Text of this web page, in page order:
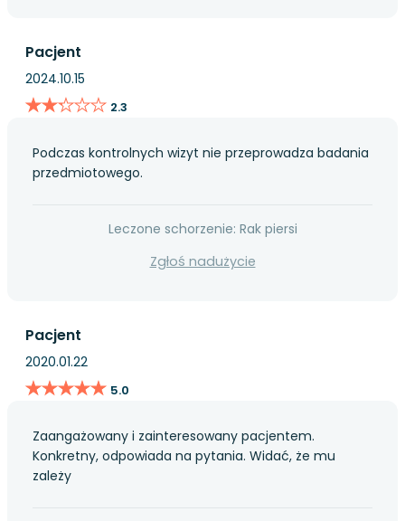
Pacjent
2024.10.15
★★★★★
★★★★★ 2.3
Podczas kontrolnych wizyt nie przeprowadza badania
przedmiotowego.
Leczone schorzenie: Rak piersi
Zgłoś nadużycie
Pacjent
2020.01.22
★★★★★
★★★★★ 5.0
Zaangażowany i zainteresowany pacjentem.
Konkretny, odpowiada na pytania. Widać, że mu
zależy